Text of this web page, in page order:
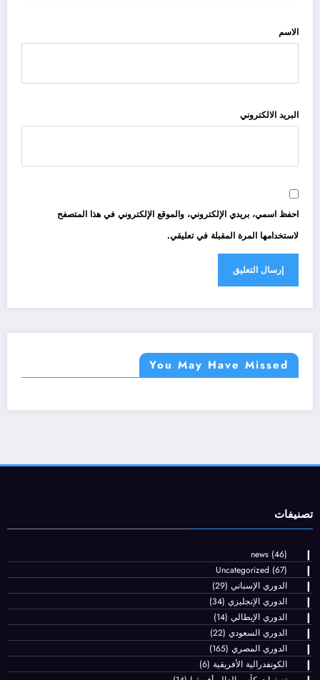
الاسم
البريد الالكتروني
احفظ اسمي، بريدي الإلكتروني، والموقع الإلكتروني في هذا المتصفح
لاستخدامها المرة المقبلة في تعليقي.
You May Have Missed
تصنيفات
news (46)
Uncategorized (67)
الدوري الإسباني(29)
الدوري الإنجليزي(34)
الدوري الإيطالي(14)
الدوري السعودي(22)
الدوري المصري(165)
الكونفدرالية الأفريقية(6)